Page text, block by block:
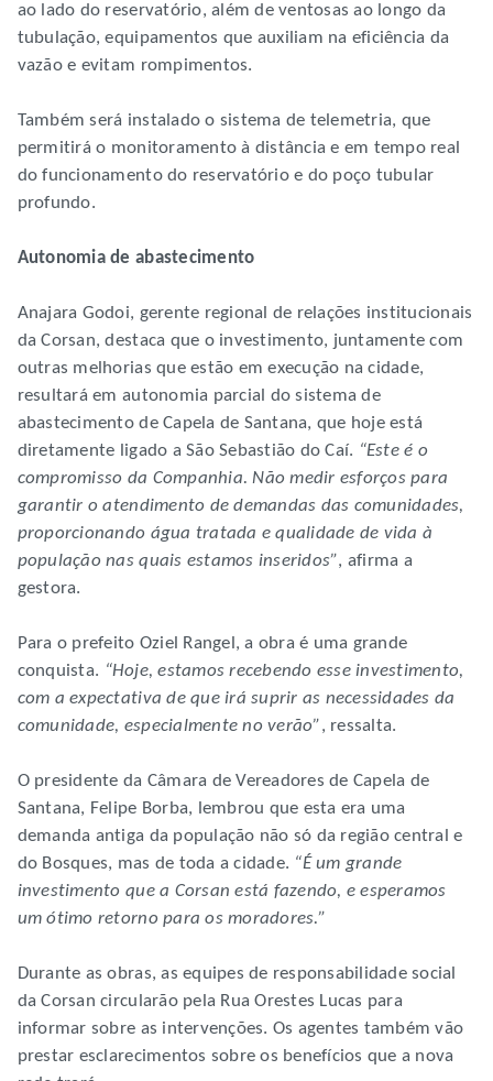
ao lado do reservatório, além de ventosas ao longo da
tubulação, equipamentos que auxiliam na eficiência da
vazão e evitam rompimentos.
Também será instalado o sistema de telemetria, que
permitirá o monitoramento à distância e em tempo real
do funcionamento do reservatório e do poço tubular
profundo.
Autonomia de abastecimento
Anajara Godoi, gerente regional de relações institucionais
da Corsan, destaca que o investimento, juntamente com
outras melhorias que estão em execução na cidade,
resultará em autonomia parcial do sistema de
abastecimento de Capela de Santana, que hoje está
diretamente ligado a São Sebastião do Caí. “Este é o
compromisso da Companhia. Não medir esforços para
garantir o atendimento de demandas das comunidades,
proporcionando água tratada e qualidade de vida à
população nas quais estamos inseridos”, afirma a
gestora.
Para o prefeito Oziel Rangel, a obra é uma grande
conquista. “Hoje, estamos recebendo esse investimento,
com a expectativa de que irá suprir as necessidades da
comunidade, especialmente no verão”, ressalta.
O presidente da Câmara de Vereadores de Capela de
Santana, Felipe Borba, lembrou que esta era uma
demanda antiga da população não só da região central e
do Bosques, mas de toda a cidade. “É um grande
investimento que a Corsan está fazendo, e esperamos
um ótimo retorno para os moradores.”
Durante as obras, as equipes de responsabilidade social
da Corsan circularão pela Rua Orestes Lucas para
informar sobre as intervenções. Os agentes também vão
prestar esclarecimentos sobre os benefícios que a nova